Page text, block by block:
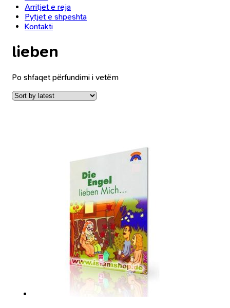
Arritjet e reja
Pytjet e shpeshta
Kontakti
lieben
Po shfaqet përfundimi i vetëm